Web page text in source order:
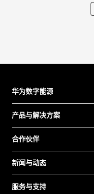
华为数字能源
产品与解决方案
合作伙伴
新闻与动态
服务与支持